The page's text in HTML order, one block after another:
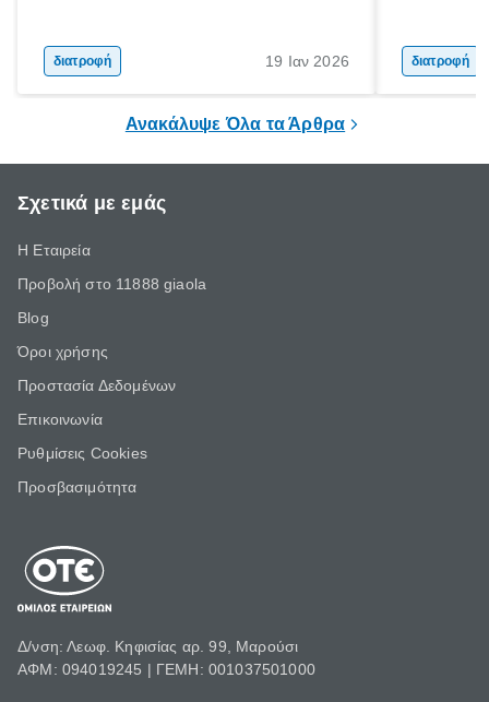
δημητριακά ολικής άλεσης, άφθονο νερό,
και ένας ημερήσιος περίπατος 20 λεπτών
διατροφή 19 Ιαν 2026
ακόμα
γιατί θα
διατροφή
Ανακάλυψε Όλα τα Άρθρα
Σχετικά με εμάς
Η Εταιρεία
Προβολή στο 11888 giaola
Blog
Όροι χρήσης
Προστασία Δεδομένων
Επικοινωνία
Ρυθμίσεις Cookies
Προσβασιμότητα
Δ/νση: Λεωφ. Κηφισίας αρ. 99, Μαρούσι
ΑΦΜ: 094019245 | ΓΕΜΗ: 001037501000